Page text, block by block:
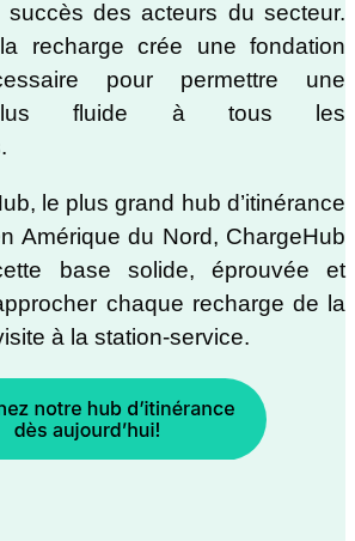
succès des acteurs du secteur.
recharge crée une fondation
pour permettre une
plus fluide à tous les
le plus grand hub d’itinérance
Amérique du Nord, ChargeHub
base solide, éprouvée et
chaque recharge de la
à la station-service.